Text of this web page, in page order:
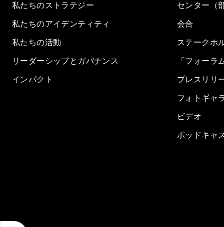
私たちのストラテジー
私たちのアイデンティティ
私たちの活動
リーダーシップとガバナンス
インパクト
センター（
会合
ステークホ
「フォーラ
プレスリリ
フォトギャ
ビデオ
ポッドキャ